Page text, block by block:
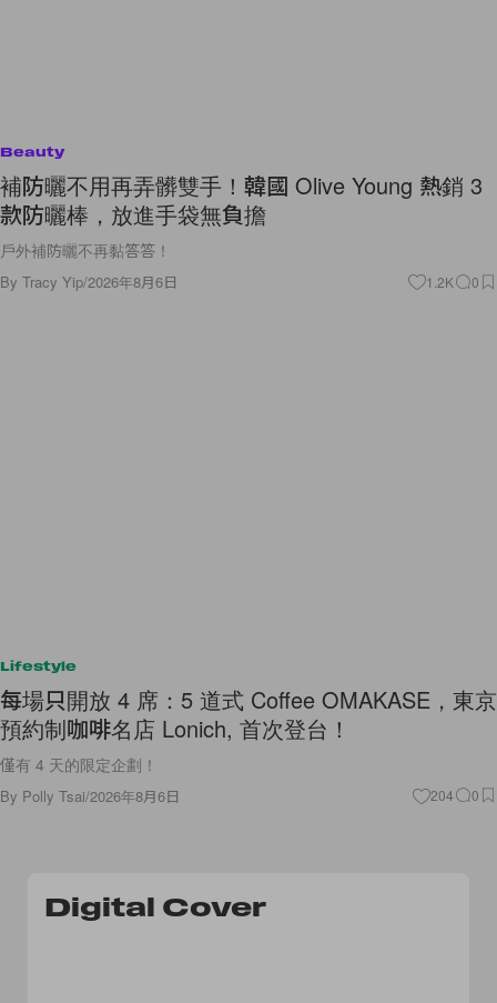
Beauty
補防曬不用再弄髒雙手！韓國 Olive Young 熱銷 3
款防曬棒，放進手袋無負擔
戶外補防曬不再黏答答！
By Tracy Yip/2026年8月6日 1.2K 0
Lifestyle
每場只開放 4 席：5 道式 Coffee OMAKASE，東京
預約制咖啡名店 Lonich, 首次登台！
僅有 4 天的限定企劃！
By Polly Tsai/2026年8月6日 204 0
Digital Cover